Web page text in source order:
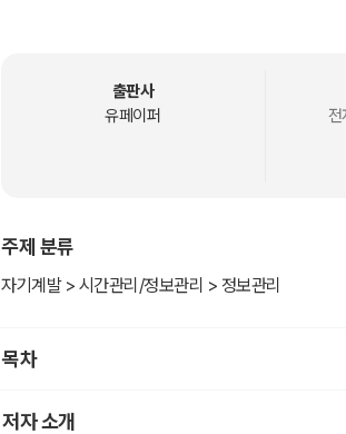
본 교재를 학습하여 개념을 이해하고 응시하고자 하
본 교재는 저자가 출판한 「개인정보 보호법 이해와
개인정보보호에 관심이 있어 본 교재를 선택해주신
업무뿐만 아니라 나아가 관련 자격증 취득에 많은 도
출판사
유페이퍼
전
주제 분류
자기계발 > 시간관리/정보관리 > 정보관리
목차
저자 소개